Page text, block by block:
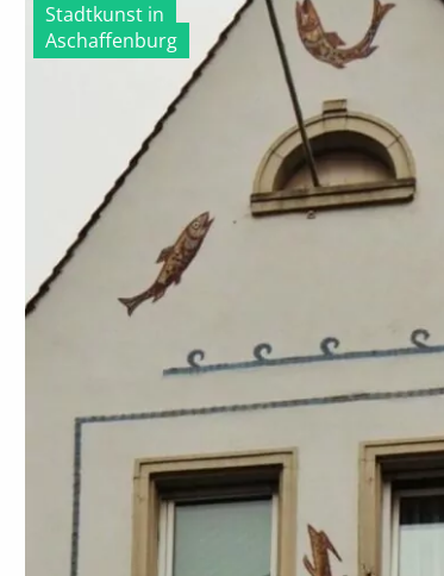
Stadtkunst in
Aschaffenburg